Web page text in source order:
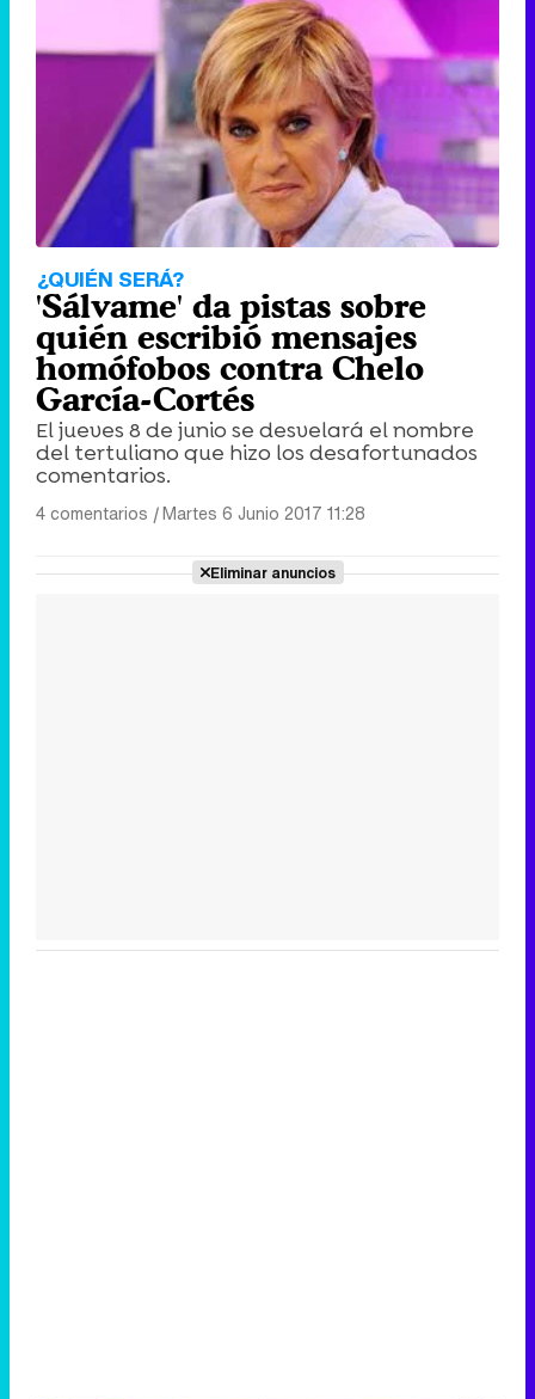
¿QUIÉN SERÁ?
'Sálvame' da pistas sobre
quién escribió mensajes
homófobos contra Chelo
García-Cortés
El jueves 8 de junio se desvelará el nombre
del tertuliano que hizo los desafortunados
comentarios.
4 comentarios |Martes 6 Junio 2017 11:28
Eliminar anuncios